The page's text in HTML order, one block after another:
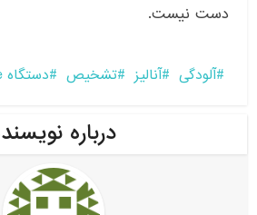
دست نیست.
آلودگی آنالیز تشخیص دستگاه Atmotube
درباره